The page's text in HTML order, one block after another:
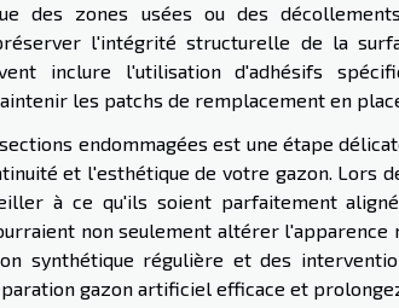
des zones usées ou des
l'intégrité structurelle de la
inclure l'utilisation d'adhésifs
les patchs de remplacement en
endommagées est une étape
et l'esthétique de votre gazon. Lors
à ce qu'ils soient parfaitement
non seulement altérer l'apparence
synthétique régulière et des
gazon artificiel efficace et